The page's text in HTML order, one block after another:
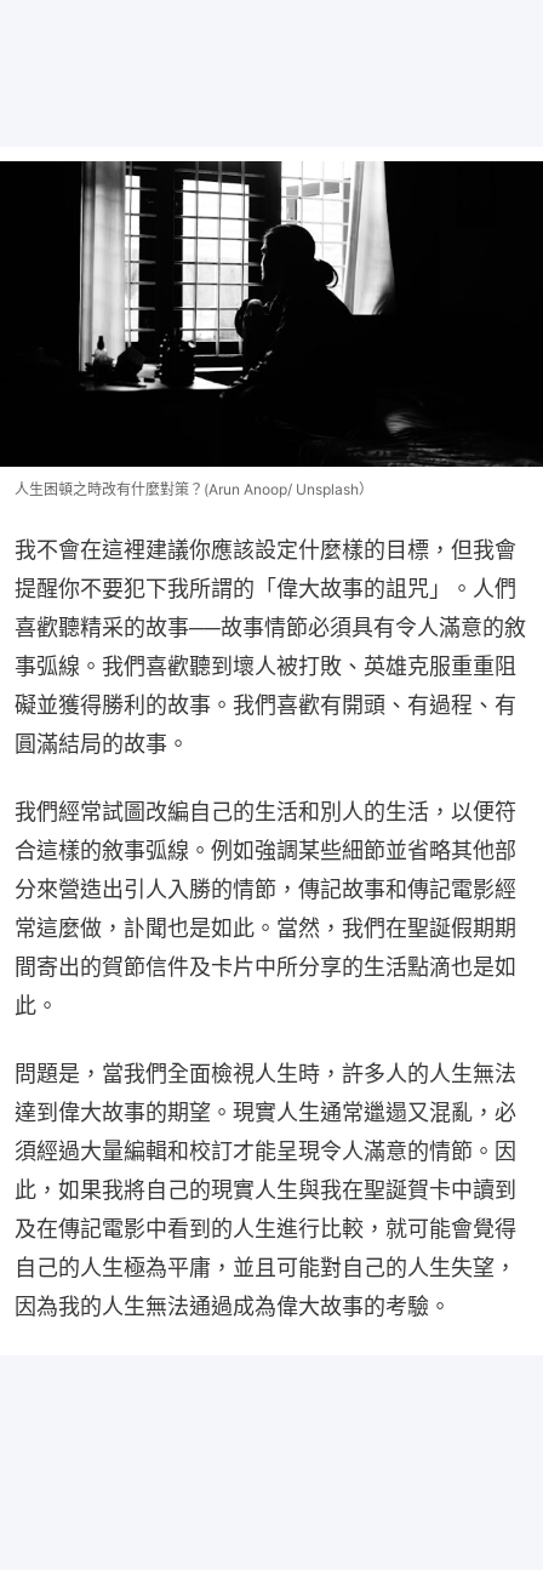
人生困頓之時改有什麼對策？(Arun Anoop/ Unsplash）
我不會在這裡建議你應該設定什麼樣的目標，但我會
提醒你不要犯下我所謂的「偉大故事的詛咒」。人們
喜歡聽精采的故事──故事情節必須具有令人滿意的敘
事弧線。我們喜歡聽到壞人被打敗、英雄克服重重阻
礙並獲得勝利的故事。我們喜歡有開頭、有過程、有
圓滿結局的故事。
我們經常試圖改編自己的生活和別人的生活，以便符
合這樣的敘事弧線。例如強調某些細節並省略其他部
分來營造出引人入勝的情節，傳記故事和傳記電影經
常這麼做，訃聞也是如此。當然，我們在聖誕假期期
間寄出的賀節信件及卡片中所分享的生活點滴也是如
此。
問題是，當我們全面檢視人生時，許多人的人生無法
達到偉大故事的期望。現實人生通常邋遢又混亂，必
須經過大量編輯和校訂才能呈現令人滿意的情節。因
此，如果我將自己的現實人生與我在聖誕賀卡中讀到
及在傳記電影中看到的人生進行比較，就可能會覺得
自己的人生極為平庸，並且可能對自己的人生失望，
因為我的人生無法通過成為偉大故事的考驗。